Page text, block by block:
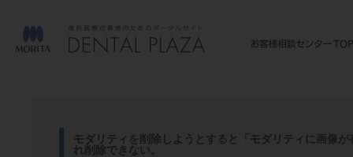
モダリティを削除しようとすると「モダリティに画像
れ削除できない。